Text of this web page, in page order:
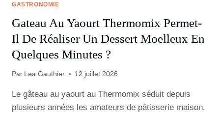
GASTRONOMIE
Gateau Au Yaourt Thermomix Permet-
Il De Réaliser Un Dessert Moelleux En
Quelques Minutes ?
Par Lea Gauthier 12 juillet 2026
Le gâteau au yaourt au Thermomix séduit depuis
plusieurs années les amateurs de pâtisserie maison,